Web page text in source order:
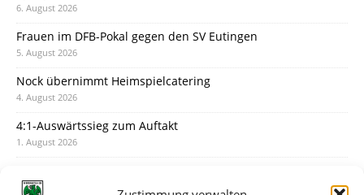
6. August 2026
Frauen im DFB-Pokal gegen den SV Eutingen
5. August 2026
Nock übernimmt Heimspielcatering
4. August 2026
4:1-Auswärtssieg zum Auftakt
1. August 2026
31. Juli 2026